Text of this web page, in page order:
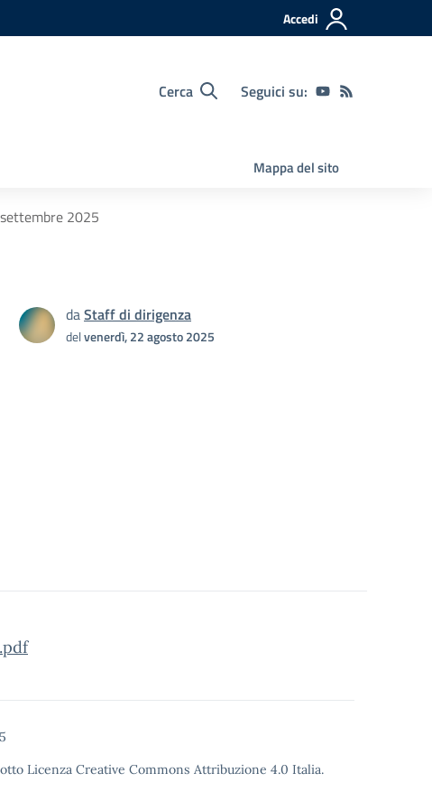
Accedi
Cerca Seguici su:
Mappa del sito
2025
daStaff di dirigenza
delvenerdì, 22 agosto 2025
Licenza Creative Commons Attribuzione 4.0 Italia.